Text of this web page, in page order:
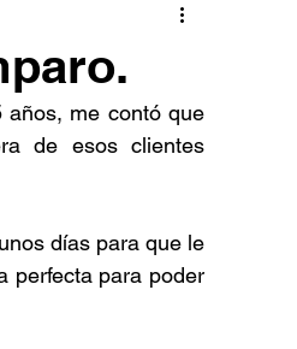
me contó que
de esos clientes
días para que le
perfecta para poder